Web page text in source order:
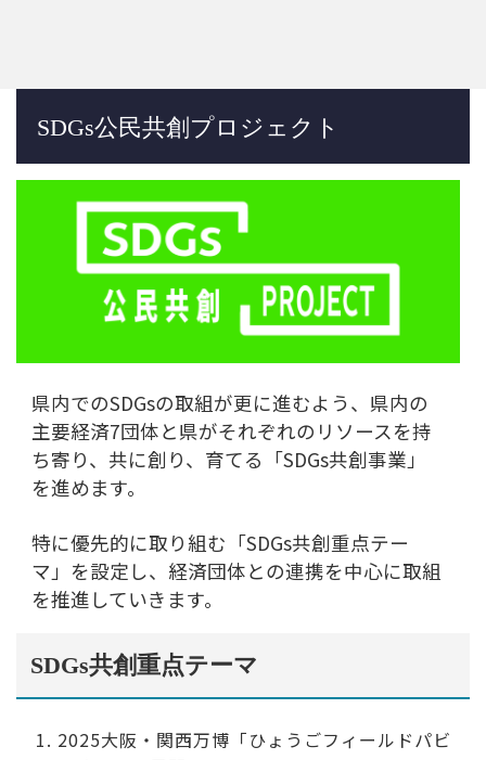
県内でのSDGsの取組が更に進むよう、県内の
主要経済7団体と県がそれぞれのリソースを持
ち寄り、共に創り、育てる「SDGs共創事業」
を進めます。
特に優先的に取り組む「SDGs共創重点テー
マ」を設定し、経済団体との連携を中心に取組
を推進していきます。
SDGs共創重点テーマ
2025大阪・関西万博「ひょうごフィールドパビ
リオン」の展開
カーボンニュートラル社会の実現
スタートアップによる社会課題の解決
持続可能な多自然地域づくり